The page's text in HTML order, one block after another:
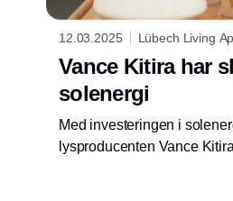
12.03.2025 Lübech Living
Vance Kitira har
solenergi
Med investeringen i
lysproducenten Vance